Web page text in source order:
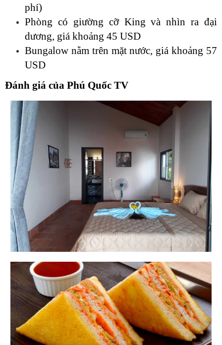
phí)
Phòng có giường cỡ King và nhìn ra đại
dương, giá khoảng 45 USD
Bungalow nằm trên mặt nước, giá khoảng 57
USD
Đánh giá của Phú Quốc TV